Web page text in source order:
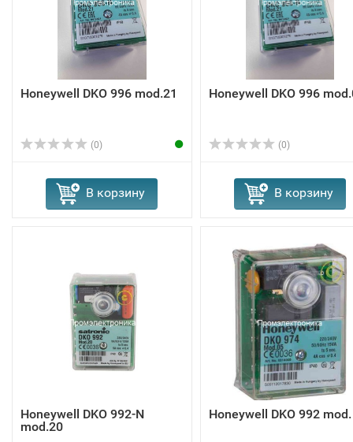
Honeywell DKO 996 mod.21
(0)
В корзину
Honeywell DKO 996
(0)
В корзину
Honeywell DKO 992-N
mod.20
Honeywell DKO 992